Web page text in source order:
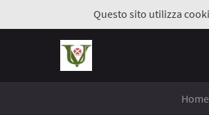
Questo sito utilizza
Home